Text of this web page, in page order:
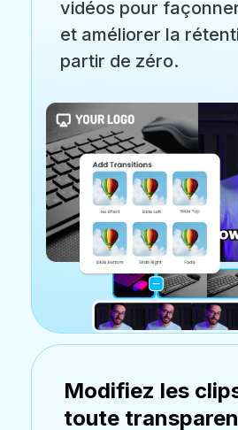
vidéos pour
et améliorer la
partir de zéro.
Modifiez les
toute